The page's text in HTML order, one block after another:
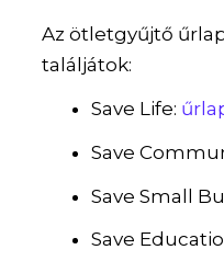
Az ötletgyűjtő
találjátok:
Save Life:
Save
Save Small
Save